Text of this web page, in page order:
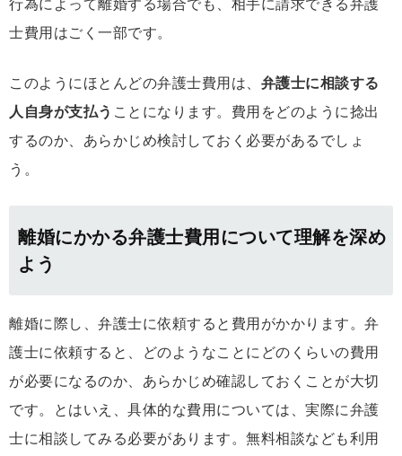
行為によって離婚する場合でも、相手に請求できる弁護
士費用はごく一部です。
このようにほとんどの弁護士費用は、 弁護士に相談する
人自身が支払う ことになります。費用をどのように捻出
するのか、あらかじめ検討しておく必要があるでしょ
う。
離婚にかかる弁護士費用について理解を深め
よう
離婚に際し、弁護士に依頼すると費用がかかります。弁
護士に依頼すると、どのようなことにどのくらいの費用
が必要になるのか、あらかじめ確認しておくことが大切
です。とはいえ、具体的な費用については、実際に弁護
士に相談してみる必要があります。無料相談なども利用